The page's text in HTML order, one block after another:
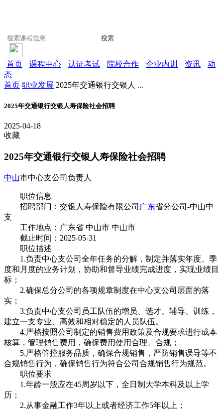
搜索
首页 课程中心 认证考试 院校合作 企业内训 资讯
动
态
首页 职业发展 2025年交通银行交银人 ...
2025年交通银行交银人寿保险社会招聘
2025-04-18
收藏
2025年交通银行交银人寿保险社会招聘
中山市中心支公司负责人
职位信息
招聘部门：交银人寿保险有限公司 广东省分公司-中山中
支
工作地点：广东省 中山市 中山市
截止时间：2025-05-31
职位描述
1.负责中心支公司全年任务的分解，制定并落实年度、季
度和月度的业务计划，协助和督导业绩完成进度，实现业绩目
标；
2.确保总分公司的各项规章制度在中心支公司层面的落
实；
3.负责中心支公司员工队伍的增员、选才、辅导、训练，
建立一支专业、高效和相对稳定的人员队伍。
4.严格按照公司制定的销售费用政策及合规要求进行成本
核算，管理销售费用，确保费用使用合理、合规；
5.严格管控服务品质，确保合规销售，严防销售误导等不
合规销售行为，确保销售行为符合公司合规销售行为规范。
职位要求
1.年龄一般应在45周岁以下，全日制大学本科及以上学
历；
2.从事金融工作3年以上或者经济工作5年以上；